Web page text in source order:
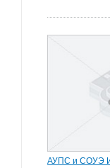
АУПС и СОУЭ